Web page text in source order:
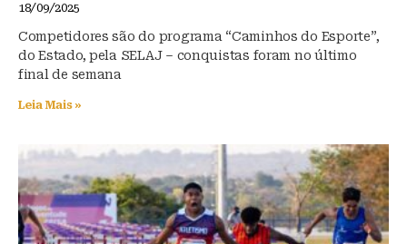
18/09/2025
Competidores são do programa “Caminhos do Esporte”,
do Estado, pela SELAJ – conquistas foram no último
final de semana
Leia Mais »